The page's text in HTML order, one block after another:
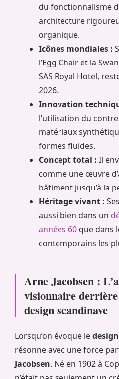
du fonctionnalisme
architecture
organique.
Icônes mondiales :
l’Egg Chair et la
SAS Royal Hotel,
2026.
Innovation
l’utilisation du
matériaux
formes fluides.
Concept total : Il
comme une œuvre
bâtiment jusqu’à la
Héritage vivant :
aussi bien dans un
années 60 que dans
contemporains les
Arne Jacobsen :
visionnaire
design scandinave
Lorsqu’on évoque le
résonne avec une force
Jacobsen. Né en 1902 à